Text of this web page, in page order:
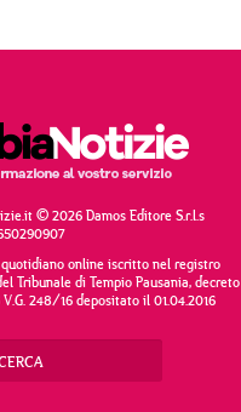
© 2026 Damos Editore S.r.l.s
online iscritto nel registro
Tribunale di Tempio Pausania, decreto
V.G. 248/16 depositato il 01.04.2016